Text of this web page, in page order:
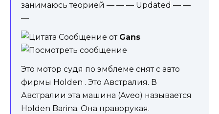
занимаюсь теорией — — — Updated — —
—
Сообщение от Gans
Это мотор судя по эмблеме снят с авто
фирмы Holden . Это Австралия. В
Австралии эта машина (Aveo) называется
Holden Barina. Она праворукая.